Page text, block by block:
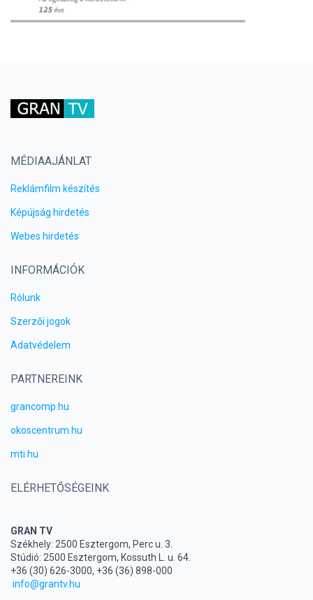
MÉDIAAJÁNLAT
Reklámfilm készítés
Képújság hirdetés
Webes hirdetés
INFORMÁCIÓK
Rólunk
Szerzői jogok
Adatvédelem
PARTNEREINK
grancomp.hu
okoscentrum.hu
mti.hu
ELÉRHETŐSÉGEINK
GRAN TV
Székhely: 2500 Esztergom, Perc u. 3.
Stúdió: 2500 Esztergom, Kossuth L. u. 64.
+36 (30) 626-3000, +36 (36) 898-000
info@grantv.hu